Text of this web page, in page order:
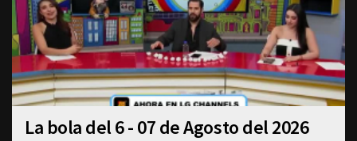
La bola del 6 - 07 de Agosto del 2026